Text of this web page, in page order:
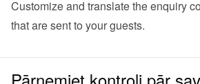
Customize and translate the enquiry
that are sent to your guests.